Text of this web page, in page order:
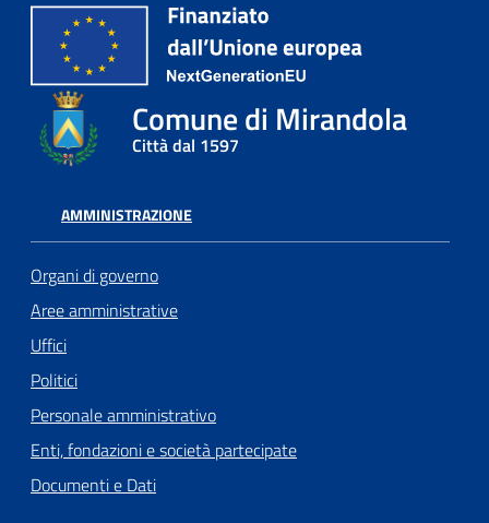
Comune di Mirandola
Città dal 1597
AMMINISTRAZIONE
Organi di governo
Aree amministrative
Uffici
Politici
Personale amministrativo
Enti, fondazioni e società partecipate
Documenti e Dati